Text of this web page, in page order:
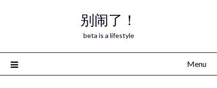
别闹了！
beta is a lifestyle
Menu